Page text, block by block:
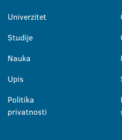
Univerzitet
Studije
Nauka
Upis
Politika
privatnosti